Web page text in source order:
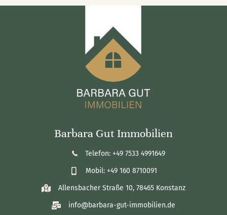
Barbara Gut Immobilien
Telefon: +49 7533 4991649
Mobil: +49 160 8710091
Allensbacher Straße 10, 78465 Konstanz
info@barbara-gut-immobilien.de